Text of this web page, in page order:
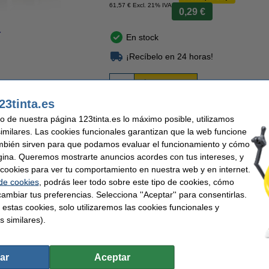
61,57 € Excl. 21% IVA
0,29 €
En stock
¡Recíbelo en 24 horas!
Comprar
un 70% más barato! Rápido y barato Garantía de por vida en
nuestra marca 123tinta se pueden escribir fácilmente con un sistema de
dirección en sobres, cajas y otros materiales de embalaje. Las etiquetas extra
y, por supuesto, la dirección del destinatario. Estas etiquetas son adhesivas
encontrará 12 rollos de S0722400 / 99012 (extra ancho).
del 100%. 1-2-3 ¡sin preocupaciones!
de nuestra página 123tinta.es lo máximo posible, utilizamos
Las cookies funcionales garantizan que la web funcione
sirven para que podamos evaluar el funcionamiento y cómo
Queremos mostrarte anuncios acordes con tus intereses, y
para ver tu comportamiento en nuestra web y en internet.
cookies, podrás leer todo sobre este tipo de cookies, cómo
tus preferencias. Selecciona ''Aceptar'' para consentirlas.
cookies, solo utilizaremos las cookies funcionales y
similares).
Aceptar